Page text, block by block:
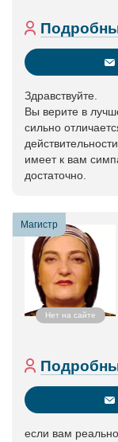
Здравствуйте.
Вы верите в
сильно
имеет к вам
достаточно.
Магистр
Нет на сайте
если вам